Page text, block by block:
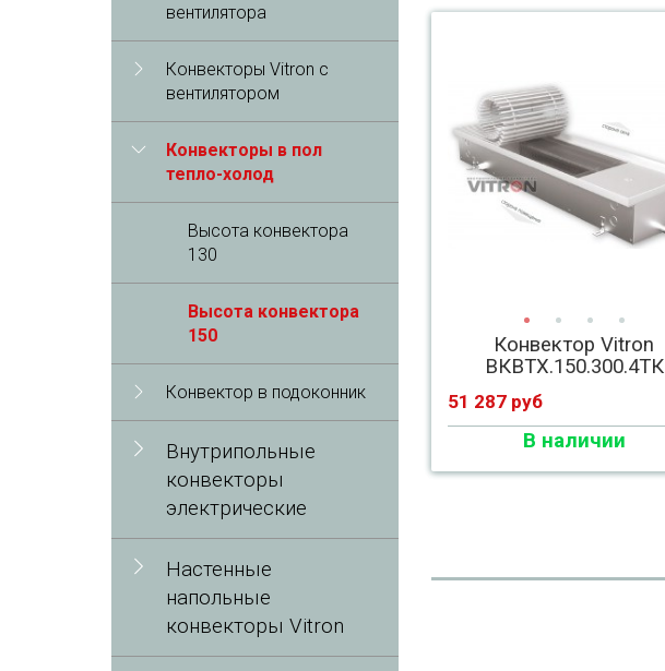
Конвектор Vitron
ВКВТХ.150.300.4ТК
51 287 руб
В наличии
вентилятора
Конвекторы Vitron с
вентилятором
Конвекторы в пол
тепло-холод
Высота конвектора
130
Высота конвектора
150
Конвектор в подоконник
Внутрипольные
конвекторы
электрические
Настенные
напольные
конвекторы Vitron